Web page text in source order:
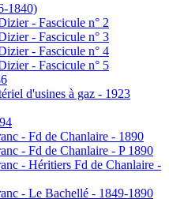
1840)
- Fascicule n° 2
- Fascicule n° 3
- Fascicule n° 4
- Fascicule n° 5
d'usines à gaz - 1923
- Fd de Chanlaire - 1890
- Fd de Chanlaire - P 1890
- Héritiers Fd de Chanlaire -
- Le Bachellé - 1849-1890